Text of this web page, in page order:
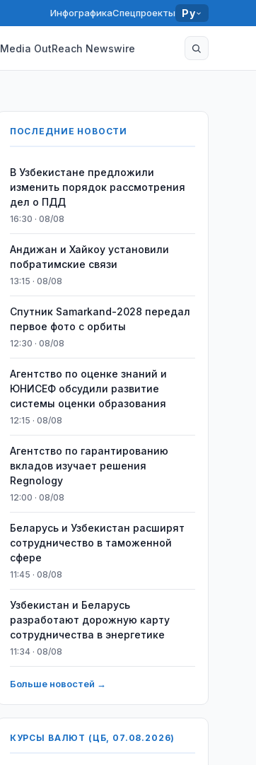
ИнфографикаСпецпроекты Ру
Media OutReach Newswire
ПОСЛЕДНИЕ НОВОСТИ
В Узбекистане предложили
изменить порядок рассмотрения
дел о ПДД
16:30 · 08/08
Андижан и Хайкоу установили
побратимские связи
13:15 · 08/08
Спутник Samarkand-2028 передал
первое фото с орбиты
12:30 · 08/08
Агентство по оценке знаний и
ЮНИСЕФ обсудили развитие
системы оценки образования
12:15 · 08/08
Агентство по гарантированию
вкладов изучает решения
Regnology
12:00 · 08/08
Беларусь и Узбекистан расширят
сотрудничество в таможенной
сфере
11:45 · 08/08
Узбекистан и Беларусь
разработают дорожную карту
сотрудничества в энергетике
11:34 · 08/08
Больше новостей →
КУРСЫ ВАЛЮТ (ЦБ, 07.08.2026)